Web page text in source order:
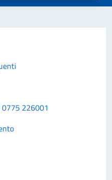
0775 226001